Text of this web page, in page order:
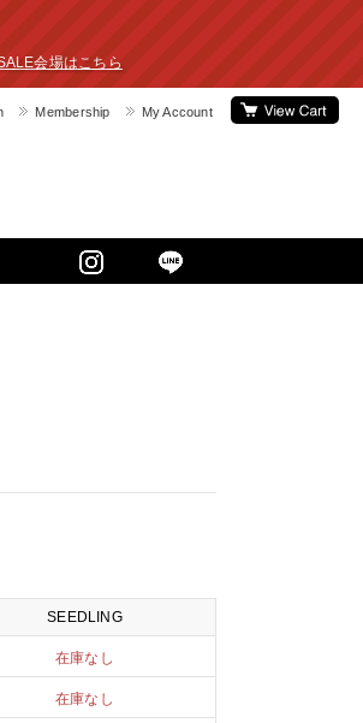
会場はこちら
My Account
Membership
SEEDLING
在庫なし
在庫なし